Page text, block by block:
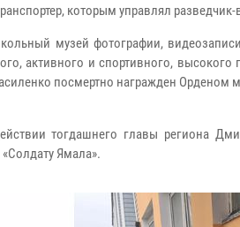
которым управлял
музей фотографии,
активного и спортивного,
посмертно награжден Орденом
тогдашнего главы региона
Ямала».